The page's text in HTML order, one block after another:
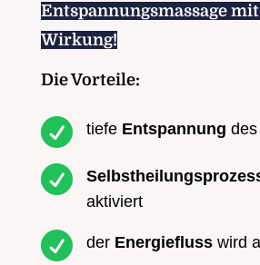
Entspannungsmassage
Wirkung!
Die Vorteile:
 tiefe Entspannung

aktiviert
 der Energieflusswird